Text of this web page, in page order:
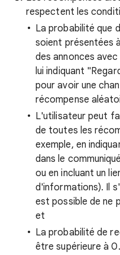
respectent les
La probabilité que
soient présentées
des annonces
lui indiquant
pour avoir une
récompense
L'utilisateur peut
de toutes les
exemple, en
dans le
ou en incluant un
d'informations). Il
est possible de ne
et
La probabilité de
être supérieure à 0.